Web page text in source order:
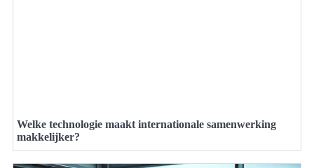
Welke technologie maakt internationale samenwerking
makkelijker?